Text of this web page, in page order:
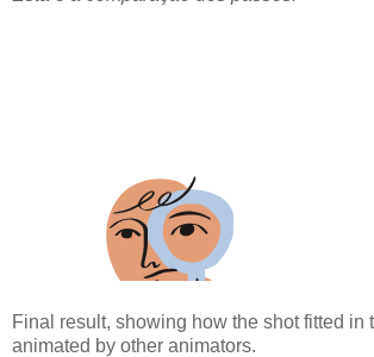
Final result, showing how the shot fitted in
animated by other animators.